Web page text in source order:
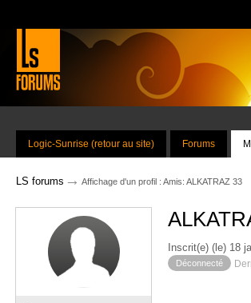
Logic-Sunrise (retour au site) Forums
LS forums → Affichage d'un profil : Amis: ALKATRAZ 33
Inscrit(e) (le) 18
Déconnecté